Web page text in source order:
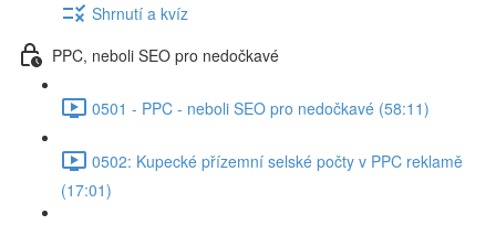
Shrnutí a kvíz
PPC, neboli SEO pro nedočkavé
0501 - PPC - neboli SEO pro nedočkavé (58:11)
0502: Kupecké přízemní selské počty v PPC reklamě
(17:01)